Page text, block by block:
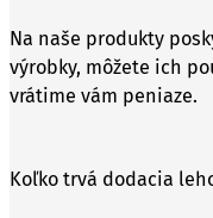
Na naše produkty
výrobky, môžete ich
vrátime vám peniaze.
Koľko trvá dodacia